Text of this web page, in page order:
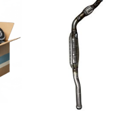
COMPARATEUR